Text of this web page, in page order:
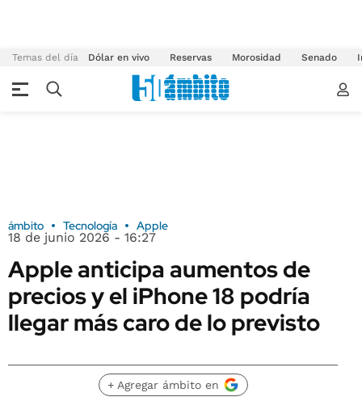
Temas del día Dólar en vivo Reservas Morosidad Senado
ámbito Tecnología Apple
18 de junio 2026 - 16:27
Apple anticipa aumentos de
precios y el iPhone 18 podría
llegar más caro de lo previsto
+ Agregar ámbito en